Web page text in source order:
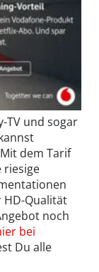
TV und sogar
dem Tarif
riesige
Qualität
noch
bei
Du alle